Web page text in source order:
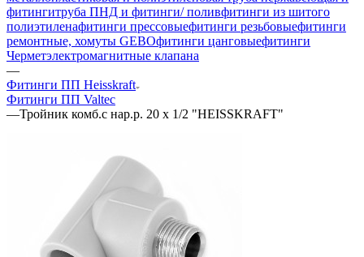
фитингитруба ПНД и фитинги/ поливфитинги из шитого
полиэтиленафитинги прессовыефитинги резьбовыефитинги
ремонтные, хомуты GEBOфитинги цанговыефитинги
Черметэлектромагнитные клапана
—
Фитинги ПП Heisskraft
Фитинги ПП Valtec
—Тройник комб.с нар.р. 20 х 1/2 "HEISSKRAFT"